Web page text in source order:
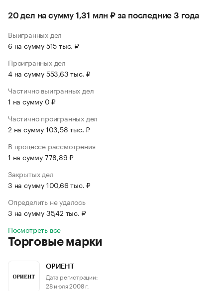
20 дел на сумму 1,31 млн ₽ за последние 3 года
Выигранных дел
6 на сумму 515 тыс. ₽
Проигранных дел
4 на сумму 553,63 тыс. ₽
Частично выигранных дел
1 на сумму 0 ₽
Частично проигранных дел
2 на сумму 103,58 тыс. ₽
В процессе рассмотрения
1 на сумму 778,89 ₽
Закрытых дел
3 на сумму 100,66 тыс. ₽
Определить не удалось
3 на сумму 35,42 тыс. ₽
Посмотреть все
Торговые марки
ОРИЕНТ
Дата регистрации:
28 июля 2008 г.